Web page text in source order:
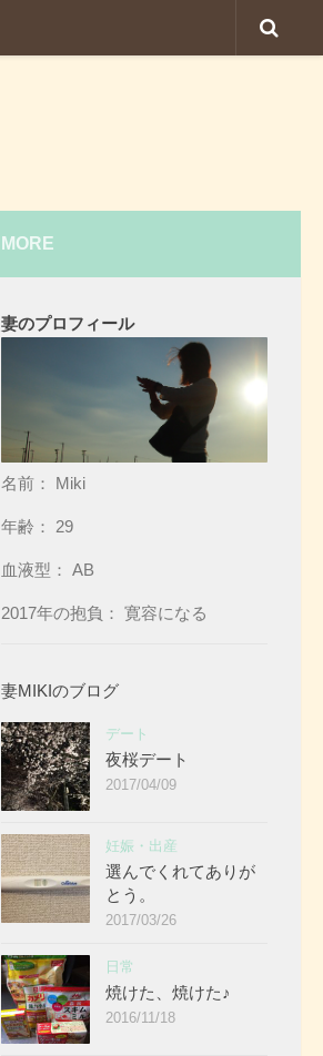
MORE
妻のプロフィール
名前： Miki
年齢： 29
血液型： AB
2017年の抱負： 寛容になる
妻MIKIのブログ
デート
夜桜デート
2017/04/09
妊娠・出産
選んでくれてありが
とう。
2017/03/26
日常
焼けた、焼けた♪
2016/11/18